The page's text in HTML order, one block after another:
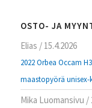
OSTO- JA
Elias / 15.4.2026
2022 Orbea Occam
maastopyörä
Mika Luomansivu /